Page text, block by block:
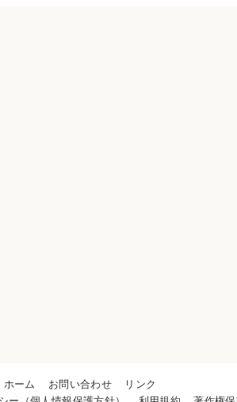
ホーム お問い合わせ
リンク